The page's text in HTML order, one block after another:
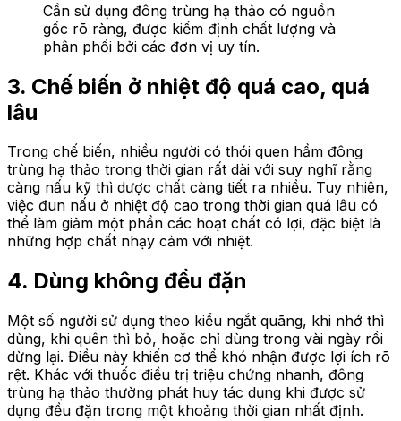
Cần sử dụng đông trùng hạ thảo có nguồn
gốc rõ ràng, được kiểm định chất lượng và
phân phối bởi các đơn vị uy tín.
3. Chế biến ở nhiệt độ quá cao, quá
lâu
Trong chế biến, nhiều người có thói quen hầm đông
trùng hạ thảo trong thời gian rất dài với suy nghĩ rằng
càng nấu kỹ thì dược chất càng tiết ra nhiều. Tuy nhiên,
việc đun nấu ở nhiệt độ cao trong thời gian quá lâu có
thể làm giảm một phần các hoạt chất có lợi, đặc biệt là
những hợp chất nhạy cảm với nhiệt.
4. Dùng không đều đặn
Một số người sử dụng theo kiểu ngắt quãng, khi nhớ thì
dùng, khi quên thì bỏ, hoặc chỉ dùng trong vài ngày rồi
dừng lại. Điều này khiến cơ thể khó nhận được lợi ích rõ
rệt. Khác với thuốc điều trị triệu chứng nhanh, đông
trùng hạ thảo thường phát huy tác dụng khi được sử
dụng đều đặn trong một khoảng thời gian nhất định.